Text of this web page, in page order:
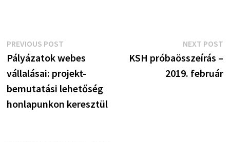
Bejegyzés
navigáció
PREVIOUS POSTPrevious
post:
Pályázatok webes
vállalásai: projekt-
bemutatási lehetőség
honlapunkon keresztül
NEXT POST
KSH próbaösszeírás –
2019. február